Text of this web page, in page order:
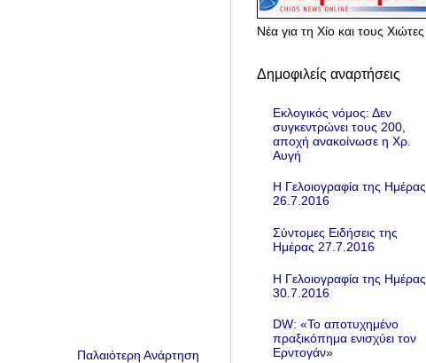
Παλαιότερη Ανάρτηση
Νέα για τη Χίο και τους Χιώτες
Δημοφιλείς αναρτήσεις
Εκλογικός νόμος: Δεν
συγκεντρώνει τους 200,
αποχή ανακοίνωσε η Χρ.
Αυγή
Η Γελοιογραφία της Ημέρας
26.7.2016
Σύντομες Ειδήσεις της
Ημέρας 27.7.2016
Η Γελοιογραφία της Ημέρας
30.7.2016
DW: «To αποτυχημένο
πραξικόπημα ενισχύει τον
Ερντογάν»